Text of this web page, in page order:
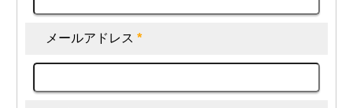
メールアドレス *